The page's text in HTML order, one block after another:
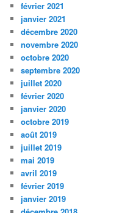
février 2021
janvier 2021
décembre 2020
novembre 2020
octobre 2020
septembre 2020
juillet 2020
février 2020
janvier 2020
octobre 2019
août 2019
juillet 2019
mai 2019
avril 2019
février 2019
janvier 2019